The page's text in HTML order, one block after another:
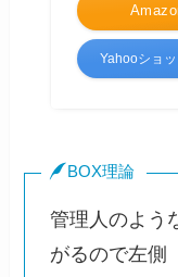
Yahooショ
BOX理論
管理人のよう
がるので左側